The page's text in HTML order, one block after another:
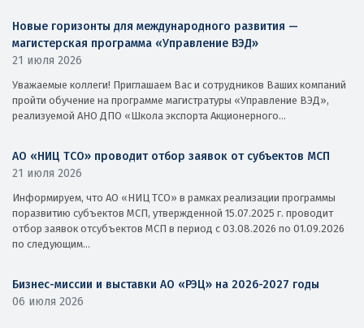
Новые горизонты для международного развития —
магистерская программа «Управление ВЭД»
21 июля 2026
Уважаемые коллеги! Приглашаем Вас и сотрудников Ваших компаний
пройти обучение на программе магистратуры «Управление ВЭД»,
реализуемой АНО ДПО «Школа экспорта Акционерного...
АО «НИЦ ТСО» проводит отбор заявок от субъектов МСП
21 июля 2026
Информируем, что АО «НИЦ ТСО» в рамках реализации программы
поразвитию субъектов МСП, утвержденной 15.07.2025 г. проводит
отбор заявок отсубъектов МСП в период с 03.08.2026 по 01.09.2026
по следующим...
Бизнес-миссии и выставки АО «РЭЦ» на 2026-2027 годы
06 июля 2026